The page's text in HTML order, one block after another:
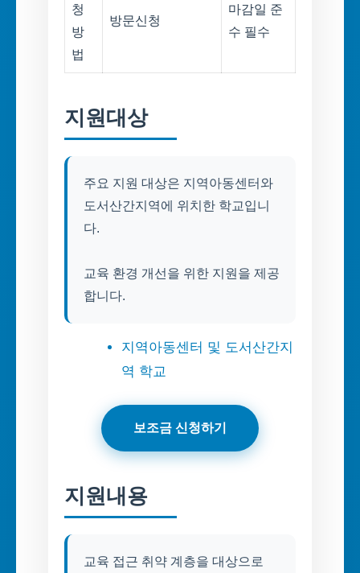
청
방
법
방문신청
마감일 준
수 필수
지원대상
주요 지원 대상은 지역아동센터와
도서산간지역에 위치한 학교입니
다.
교육 환경 개선을 위한 지원을 제공
합니다.
지역아동센터 및 도서산간지
역 학교
보조금 신청하기
지원내용
교육 접근 취약 계층을 대상으로